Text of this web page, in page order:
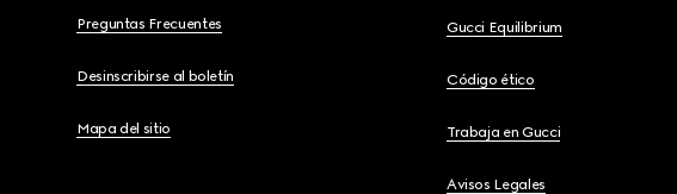
Preguntas Frecuentes
Desinscribirse al boletín
Mapa del sitio
Gucci Equilibrium
Código ético
Trabaja en Gucci
Avisos Legales